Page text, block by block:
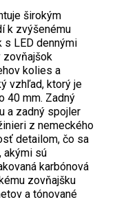
širokým
k zvýšenému
s LED dennými
zovňajšok
kolies a
vzhľad, ktorý je
40 mm. Zadný
a zadný spojler
z nemeckého
detailom, čo sa
akými sú
karbónová
zovňajšku
a tónované